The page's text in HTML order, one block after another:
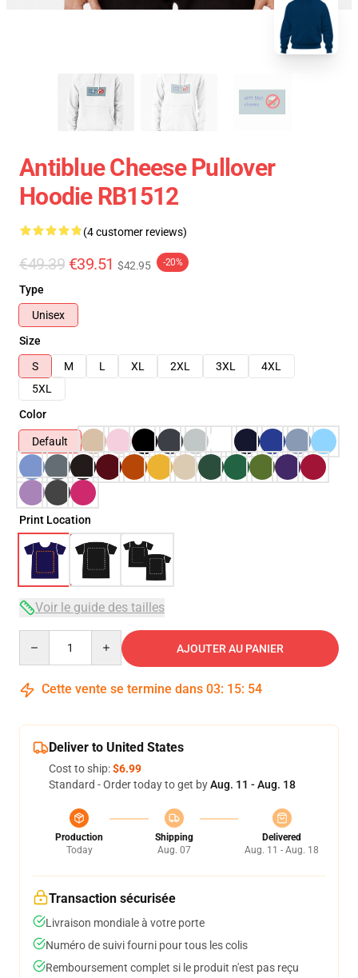
Antiblue Cheese Pullover
Hoodie RB1512
(4 customer reviews)
€49.39 €39.51 $42.95 -20%
Type
Unisex
Size
S
M L XL 2XL 3XL
4XL
5XL
Color
Default
Print Location
Voir le guide des tailles
AJOUTER AU PANIER
Cette vente se termine dans 03: 15: 54
Deliver to United States
Cost to ship:$6.99
Standard - Order today to get byAug. 11 - Aug. 18
Production
Today
Shipping
Aug. 07
Delivered
Aug. 11 - Aug. 18
Transaction sécurisée
Livraison mondiale à votre porte
Numéro de suivi fourni pour tous les colis
Remboursement complet si le produit n'est pas reçu